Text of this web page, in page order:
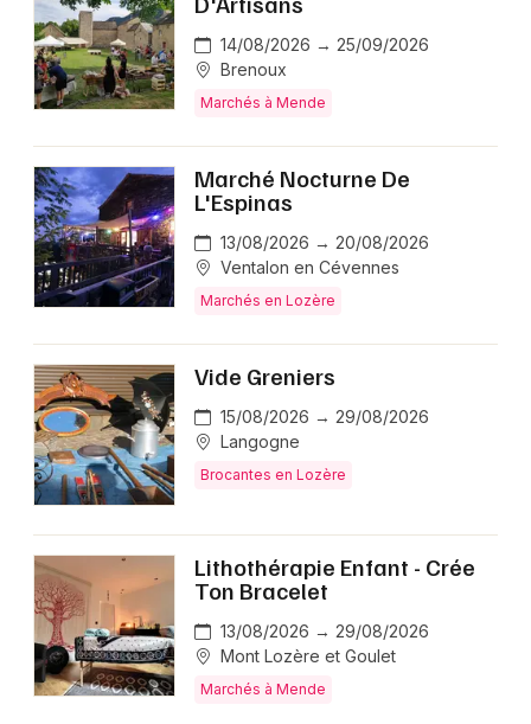
14/08/2026 → 25/09/2026
Brenoux
Marchés à Mende
Marché Nocturne De
L'Espinas
13/08/2026 → 20/08/2026
Ventalon en Cévennes
Marchés en Lozère
Vide Greniers
15/08/2026 → 29/08/2026
Langogne
Brocantes en Lozère
Lithothérapie Enfant - Crée
Ton Bracelet
13/08/2026 → 29/08/2026
Mont Lozère et Goulet
Marchés à Mende